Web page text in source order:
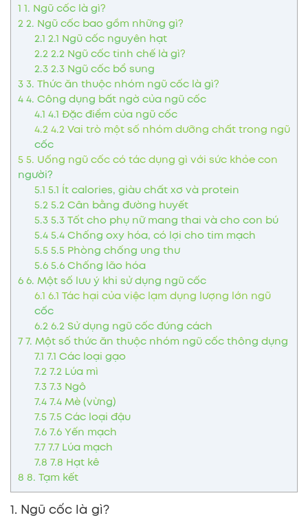
1 1. Ngũ cốc là gì?
22. Ngũ cốc bao gồm những gì?
2.1 2.1 Ngũ cốc nguyên hạt
2.22.2 Ngũ cốc tinh chế là gì?
2.32.3 Ngũ cốc bổ sung
33. Thức ăn thuộc nhóm ngũ cốc là gì?
44. Công dụng bất ngờ của ngũ cốc
4.1 4.1 Đặc điểm của ngũ cốc
4.24.2 Vai trò một số nhóm dưỡng chất trong ngũ
cốc
55. Uống ngũ cốc có tác dụng gì với sức khỏe con
người?
5.1 5.1 Ít calories, giàu chất xơ và protein
5.25.2 Cân bằng đường huyết
5.35.3 Tốt cho phụ nữ mang thai và cho con bú
5.45.4 Chống oxy hóa, có lợi cho tim mạch
5.55.5 Phòng chống ung thư
5.65.6 Chống lão hóa
66. Một số lưu ý khi sử dụng ngũ cốc
6.1 6.1 Tác hại của việc lạm dụng lượng lớn ngũ
cốc
6.26.2 Sử dụng ngũ cốc đúng cách
77. Một số thức ăn thuộc nhóm ngũ cốc thông dụng
7.1 7.1 Các loại gạo
7.27.2 Lúa mì
7.37.3 Ngô
7.47.4 Mè (vừng)
7.57.5 Các loại đậu
7.67.6 Yến mạch
7.77.7 Lúa mạch
7.8 7.8 Hạt kê
8 8. Tạm kết
1. Ngũ cốc là gì?